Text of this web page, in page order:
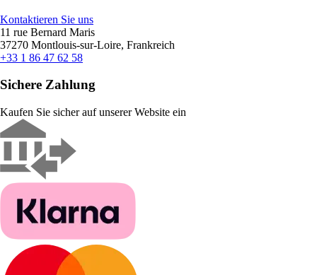
Kontaktieren Sie uns
11 rue Bernard Maris
37270 Montlouis-sur-Loire, Frankreich
+33 1 86 47 62 58
Sichere Zahlung
Kaufen Sie sicher auf unserer Website ein